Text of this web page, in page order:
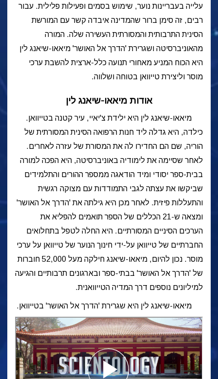
עלייה בעבריינות נוער, שימוש בסמים ופעילות פלילית. עבור
רבים, זה סימן ברור שהמדינה איבדה קשר עם המורשת
הסינית התרבותית והמסורתית העשירה שלה. המורה
מהאוניברסיטה ושגרירת 'הדרך אל האושר' מיאאו-שיאנג לין
היא הכוח המניע מאחורי תנועה כלל-ארצית להשבת ערכי
מוסר וליצירת טייוואן בטוחה ושלווה.
אודות מיאאו-שיאנג לין
מיאאו-שיאנג לין היא ילידת צ'יאיי, עיר קטנה בטייוואן.
כילדה, היא גדלה ליד חנות הרפואה הסינית המסורתית של
הוריה, שם הם החדירו לה את המסורת של עזרה לאחרים.
לאחר שסיימה את לימודיה באוניברסיטה, היא הפכה למורה
בבית-ספר יסודי ומיד הודאגה ממספר ההורים והתלמידים
שביקשו את עצתה לגבי התמודדות עם מצוקה רגשית
והתעללות פיזית. לאחר מכן היא גילתה את 'הדרך אל האושר'
ומצאה ש-21 הכללים של הספר תואמים להפליא את
הערכים הסיניים המסורתיים. היא החלה לטפל בתחלואים
החברתיים של טייוואן על-ידי חינוך הנוער של טייוואן על ערכי
מוסר. נכון להיום, מיאאו-שיאנג חילקה מעל 52,000
חוברות
של 'הדרך אל האושר' בבתי-ספר ובארגונים תרבותיים והגיעה
למיליונים נוספים דרך המדיה הטייוואנית.
מיאאו-שיאנג לין היא שגרירת 'הדרך אל האושר' בטייוואן.